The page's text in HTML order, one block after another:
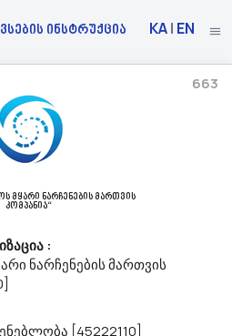
ინსტრუქცია KA| EN
Კულტურის, Სპორტისა Და
ტენისურები და მაისურები.
23/07/2026
ცენტრი ს/კ 428531092
აცხადებს ბაზრის
18233000 - შორტებიCPV
მყარი ნარჩენების მართვის
კომპანია“
:
ნარჩენების მართვის
[45222110]
663